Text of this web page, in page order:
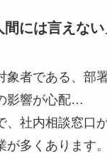
には言えな
象者である、部
影響が心配…
、社内相談窓口
多くあります。